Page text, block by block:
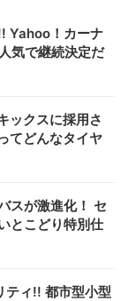
Yahoo！カーナ
気で継続決定だ
ックスに採用さ
てどんなタイヤ
スが激進化！ セ
とこどり特別仕
ティ!! 都市型小型